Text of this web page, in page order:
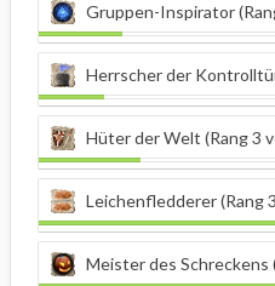
Gruppen-Inspirator
Herrscher der
Hüter der Welt (Rang 3
Leichenfledderer (Rang
Meister des Schreckens